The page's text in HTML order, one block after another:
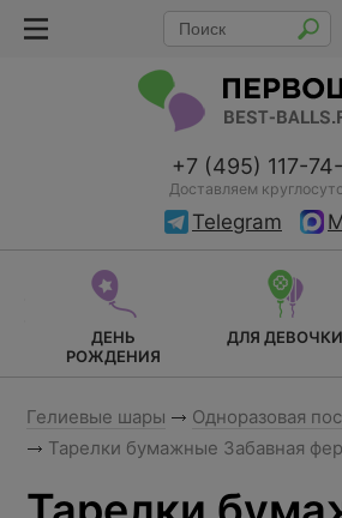
+7 (495) 117-
Доставляем
Telegram
ДЕНЬ
РОЖДЕНИЯ
ДЛЯ ДЕВОЧКИ
Гелиевые шары
Одноразовая
Тарелки бумажные Забавная